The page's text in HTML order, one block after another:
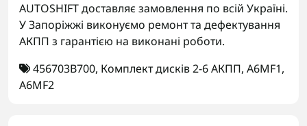
AUTOSHIFT доставляє замовлення по всій Україні.
У Запоріжжі виконуємо ремонт та дефектування
АКПП з гарантією на виконані роботи.
456703B700, Комплект дисків 2-6 АКПП, A6MF1,
A6MF2